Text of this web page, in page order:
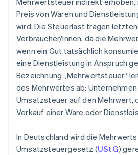
Preis von Waren und
wird. Die Steuerlast tragen
Verbraucher/innen, da die
wenn ein Gut tatsächlich
eine Dienstleistung in Anspruch
Bezeichnung „Mehrwertsteuer“
des Mehrwertes ab: Unternehmen
Umsatzsteuer auf den Mehrwert,
Verkauf einer Ware oder
In Deutschland wird die
Umsatzsteuergesetz (UStG)